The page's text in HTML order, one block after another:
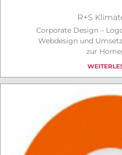
R+S
Corporate Design –
Webdesign und
zur